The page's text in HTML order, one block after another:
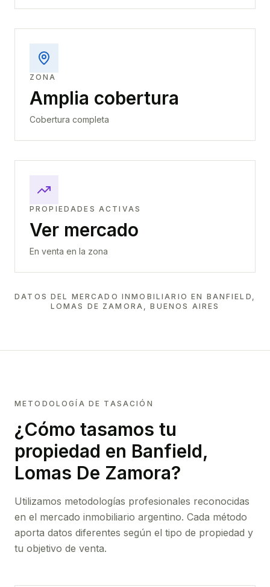
ZONA
Amplia cobertura
Cobertura completa
PROPIEDADES ACTIVAS
Ver mercado
En venta en la zona
DATOS DEL MERCADO INMOBILIARIO EN BANFIELD,
LOMAS DE ZAMORA, BUENOS AIRES
METODOLOGÍA DE TASACIÓN
¿Cómo tasamos tu
propiedad en Banfield,
Lomas De Zamora?
Utilizamos metodologías profesionales reconocidas
en el mercado inmobiliario argentino. Cada método
aporta datos diferentes según el tipo de propiedad y
tu objetivo de venta.